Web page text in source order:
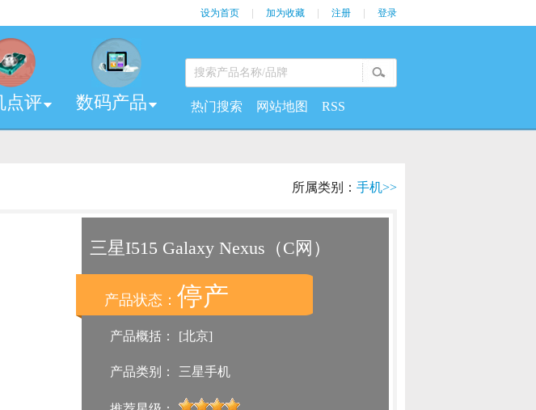
设为首页 加为收藏 注册 登录
点评 数码产品 热门搜索 网站地图 RSS
所属类别： 手机>>
三星I515 Galaxy Nexus（C网）
产品状态： 停产
产品概括： [北京]
产品类别： 三星手机